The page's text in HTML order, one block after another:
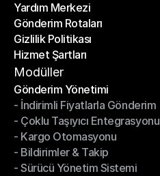
OTO Haberleri
Yardım Merkezi
Yardım Merkezi
Gönderim Rotaları
Gönderim Rotaları
Gizlilik Politikası
Gizlilik Politikası
Hizmet Şartları
Hizmet Şartları
Modüller
Gönderim Yönetimi
Gönderim Yönetimi
- İndirimli Fiyatlarla Gönderim
- İndirimli Fiyatlarla Gönderim
- Çoklu Taşıyıcı Entegrasyonu
- Çoklu Taşıyıcı Entegrasyonu
- Kargo Otomasyonu
- Kargo Otomasyonu
- Bildirimler & Takip
- Bildirimler & Takip
- Sürücü Yönetim Sistemi